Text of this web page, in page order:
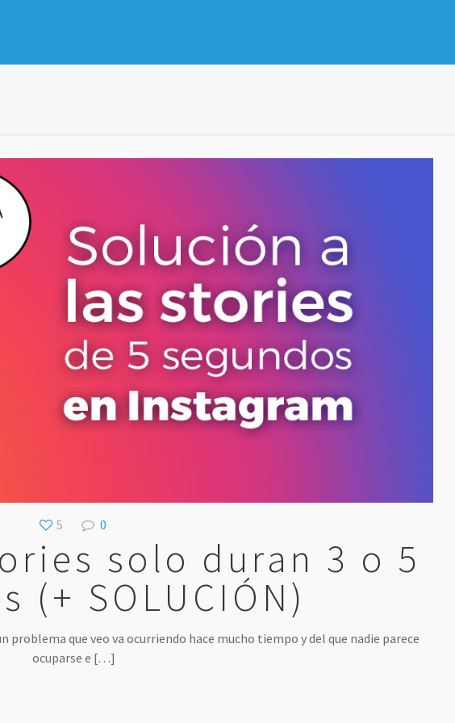
5 0
solo duran 3 o 5
(+ SOLUCIÓN)
problema que veo va ocurriendo hace mucho tiempo y del que nadie parece
ocuparse e […]